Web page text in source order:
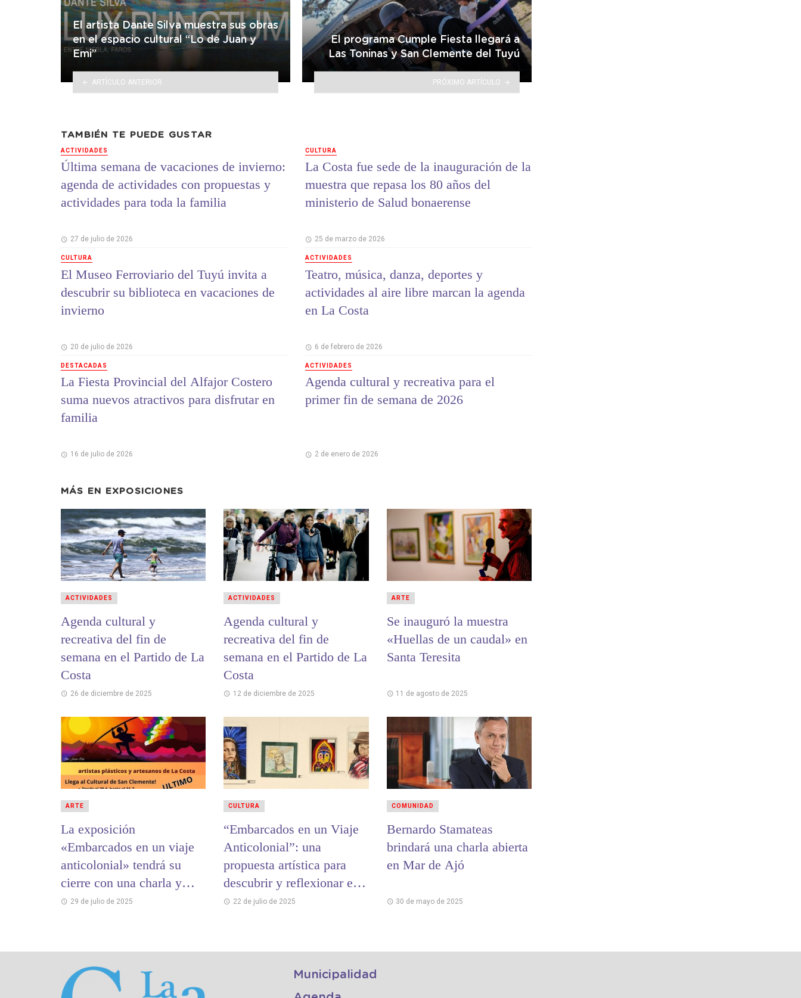
El artista Dante Silva muestra sus obras
en el espacio cultural “Lo de Juan y
Emi”
ARTÍCULO ANTERIOR
El programa Cumple Fiesta llegará a
Las Toninas y San Clemente del Tuyú
PRÓXIMO ARTÍCULO
TAMBIÉN TE PUEDE GUSTAR
ACTIVIDADES
Última semana de vacaciones de invierno:
agenda de actividades con propuestas y
actividades para toda la familia
27 de julio de 2026
CULTURA
El Museo Ferroviario del Tuyú invita a
descubrir su biblioteca en vacaciones de
invierno
20 de julio de 2026
DESTACADAS
La Fiesta Provincial del Alfajor Costero
suma nuevos atractivos para disfrutar en
familia
16 de julio de 2026
CULTURA
La Costa fue sede de la inauguración de la
muestra que repasa los 80 años del
ministerio de Salud bonaerense
25 de marzo de 2026
ACTIVIDADES
Teatro, música, danza, deportes y
actividades al aire libre marcan la agenda
en La Costa
6 de febrero de 2026
ACTIVIDADES
Agenda cultural y recreativa para el
primer fin de semana de 2026
2 de enero de 2026
MÁS EN EXPOSICIONES
Agenda cultural y
recreativa del fin de
semana en el Partido de La
Costa
26 de diciembre de 2025
ACTIVIDADES
Agenda cultural y
recreativa del fin de
semana en el Partido de La
Costa
12 de diciembre de 2025
ACTIVIDADES
Se inauguró la muestra
«Huellas de un caudal» en
Santa Teresita
11 de agosto de 2025
ARTE
La exposición
«Embarcados en un viaje
anticolonial» tendrá su
cierre con una charla y
música en vivo
29 de julio de 2025
ARTE
“Embarcados en un Viaje
Anticolonial”: una
propuesta artística para
descubrir y reflexionar en
estas vacaciones de
22 de julio de 2025
CULTURA
Bernardo Stamateas
brindará una charla abierta
en Mar de Ajó
30 de mayo de 2025
COMUNIDAD
Municipalidad